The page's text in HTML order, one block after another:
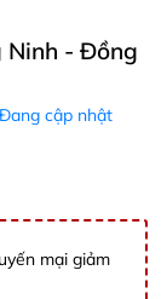
Ninh - Đồng
Đang cập nhật
mại giảm